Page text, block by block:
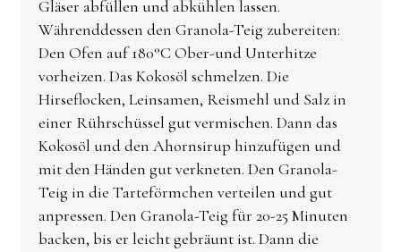
Gläser abfüllen und abkühlen lassen.
Währenddessen den Granola-Teig zubereiten:
Den Ofen auf 180°C Ober-und Unterhitze
vorheizen. Das Kokosöl schmelzen. Die
Hirseflocken, Leinsamen, Reismehl und Salz in
einer Rührschüssel gut vermischen. Dann das
Kokosöl und den Ahornsirup hinzufügen und
mit den Händen gut verkneten. Den Granola-
Teig in die Tarteförmchen verteilen und gut
anpressen. Den Granola-Teig für 20-25 Minuten
backen, bis er leicht gebräunt ist. Dann die